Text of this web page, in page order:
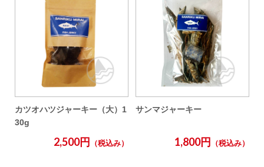
カツオハツジャーキー（大）1
30g
2,500円 （税込み）
サンマジャーキー
1,800円 （税込み）